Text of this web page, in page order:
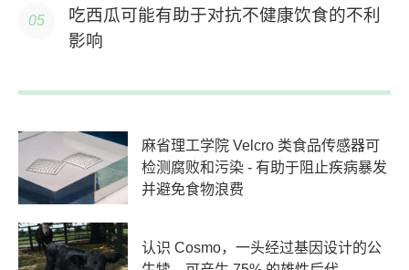
吃西瓜可能有助于对抗不健康饮食的不利
影响
麻省理工学院 Velcro 类食品传感器可
检测腐败和污染 - 有助于阻止疾病暴发
并避免食物浪费
认识 Cosmo，一头经过基因设计的公